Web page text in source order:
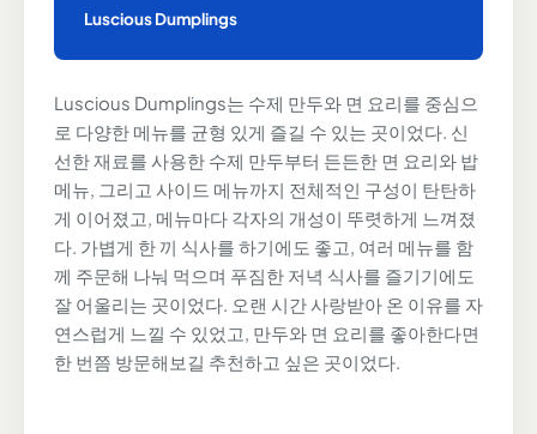
Luscious Dumplings
Luscious Dumplings는 수제 만두와 면 요리를 중심으
로 다양한 메뉴를 균형 있게 즐길 수 있는 곳이었다. 신
선한 재료를 사용한 수제 만두부터 든든한 면 요리와 밥
메뉴, 그리고 사이드 메뉴까지 전체적인 구성이 탄탄하
게 이어졌고, 메뉴마다 각자의 개성이 뚜렷하게 느껴졌
다. 가볍게 한 끼 식사를 하기에도 좋고, 여러 메뉴를 함
께 주문해 나눠 먹으며 푸짐한 저녁 식사를 즐기기에도
잘 어울리는 곳이었다. 오랜 시간 사랑받아 온 이유를 자
연스럽게 느낄 수 있었고, 만두와 면 요리를 좋아한다면
한 번쯤 방문해보길 추천하고 싶은 곳이었다.